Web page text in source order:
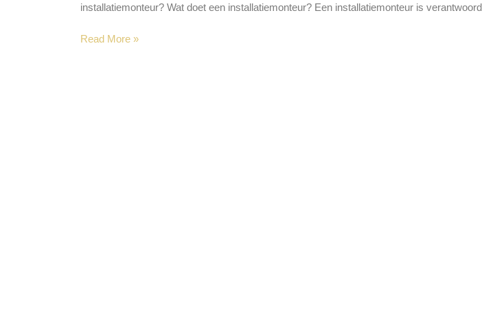
installatiemonteur? Wat doet een installatiemonteur? Een installatiemonteur is
Read More »